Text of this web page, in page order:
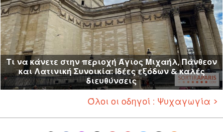
Τι να κάνετε στην περιοχή Άγιος Μιχαήλ, Πάνθεον
και Λατινική Συνοικία: Ιδέες εξόδων & καλές
διευθύνσεις
Όλοι οι οδηγοί : Ψυχαγωγία >